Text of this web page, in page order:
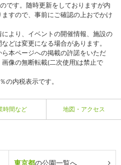
です。随時更新をしておりますが内
すので、事前にご確認の上おでかけ
より、イベントの開催情報、施設の
どは変更になる場合があります。
本ページへの掲載の許諾をいただ
像の無断転載(二次使用)は禁止で
内税表示です。
時間など 地図・アクセス
東京都の公園一覧へ